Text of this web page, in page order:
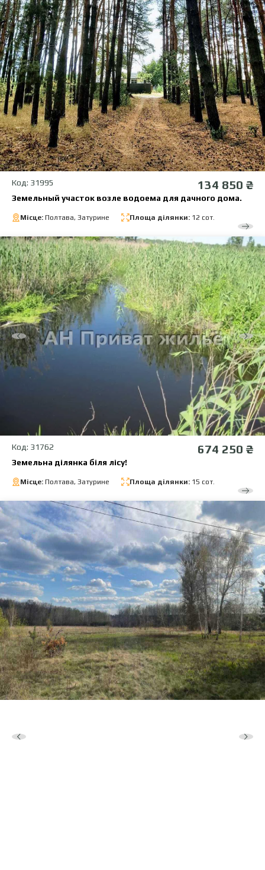
Код: 31995 134 850 ₴
Земельный участок возле водоема для дачного дома.
Місце: Полтава, Затурине Площа ділянки: 12 сот.
Код: 31762 674 250 ₴
Земельна ділянка біля лісу!
Місце: Полтава, Затурине Площа ділянки: 15 сот.